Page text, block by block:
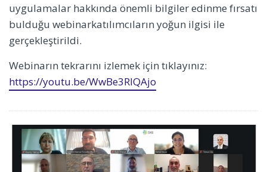
uygulamalar hakkında önemli bilgiler edinme fırsatı
bulduğu webinarkatılımcıların yoğun ilgisi ile
gerçekleştirildi.
Webinarın tekrarını izlemek için tıklayınız:
https://youtu.be/WwBe3RIQAjo